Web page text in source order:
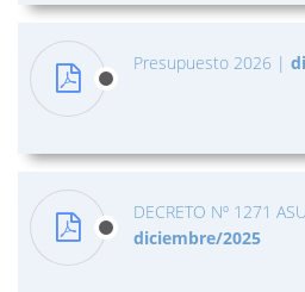
Presupuesto 2026 |
DECRETO Nº 1271
diciembre/2025